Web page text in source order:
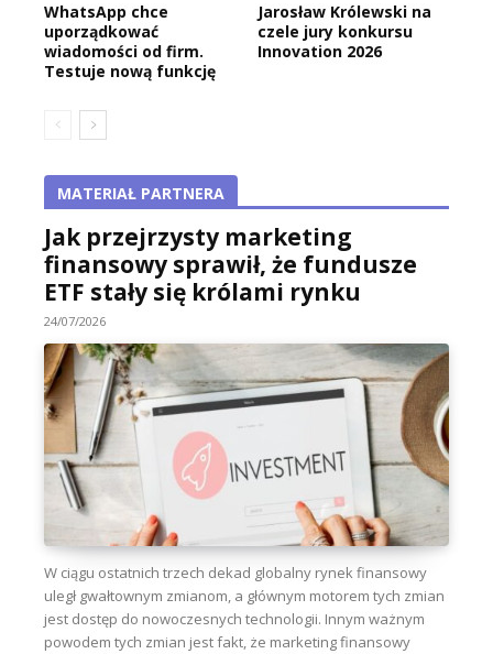
WhatsApp chce
uporządkować
wiadomości od firm.
Testuje nową funkcję
Jarosław Królewski na
czele jury konkursu
Innovation 2026
MATERIAŁ PARTNERA
Jak przejrzysty marketing
finansowy sprawił, że fundusze
ETF stały się królami rynku
24/07/2026
W ciągu ostatnich trzech dekad globalny rynek finansowy
uległ gwałtownym zmianom, a głównym motorem tych zmian
jest dostęp do nowoczesnych technologii. Innym ważnym
powodem tych zmian jest fakt, że marketing finansowy